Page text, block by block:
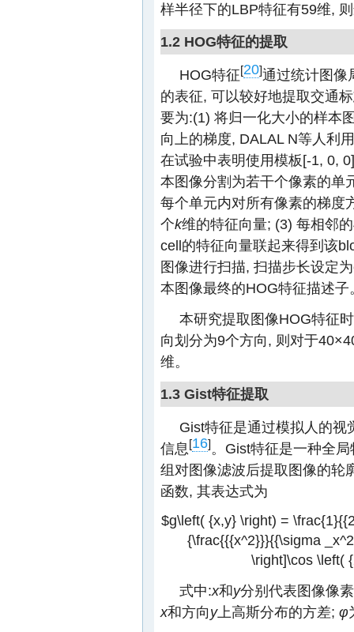
样半径下的LBP特征有59维,
1.2 HOG特征的提取
HOG特征[20]通过统计图像
的表征, 可以较好地提取交通
要为:(1) 将归一化大小的样本
向上的梯度, DALAL N等人利
在试验中表明使用模板[-1, 0,
本图像分割为若干个像素的单
每个单元内对所有像素的梯度
个k维的特征向量; (3) 每相邻
cell的特征向量联起来得到该
图像进行扫描, 扫描步长设定
本图像最终的HOG特征描述子
本研究提取图像HOG特征
向划分为9个方向, 则对于
维。
1.3 Gist特征提取
Gist特征是通过模拟人的
信息[16]。Gist特征是一种全
组对图像滤波后提取图像的轮
函数, 其表达式为
$g\left( {x,y} \right) =
{\frac{{{x^2}}}{{\sigma
\right]\cos \left(
式中:x和y分别代表图像像
x和方向y上高斯分布的方差; φ